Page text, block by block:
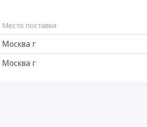
Место поставки
Москва г
Москва г